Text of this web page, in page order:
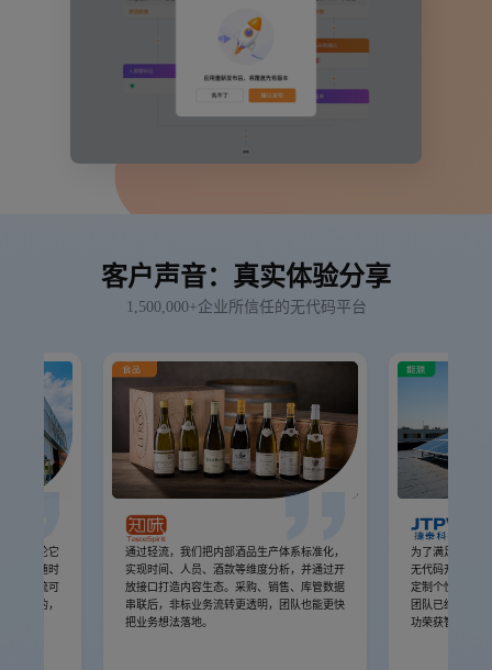
客户声音：真实体验分享
1,500,000+企业所信任的无代码平台
系统无论它
有办法随时
但是轻流可
演化的，
通过轻流，我们把内部酒品生产体系标准化，
实现时间、人员、酒款等维度分析，并通过开
放接口打造内容生态。采购、销售、库管数据
串联后，非标业务流转更透明，团队也能更快
把业务想法落地。
为了满足企业业
无代码开发平台
定制个性化系统
团队已经连续
功荣获智慧工厂